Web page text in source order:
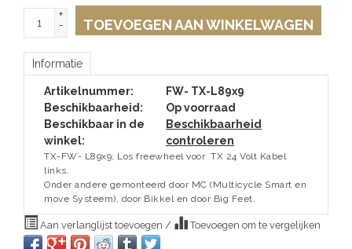
+
-
TOEVOEGEN AAN WINKELWAGEN
Informatie
Artikelnummer:
FW- TX-L89x9
Beschikbaarheid:
Op voorraad
Beschikbaar in de
winkel:
Beschikbaarheid
controleren
TX-FW- L89x9; Los freewheel voor TX 24 Volt Kabel
links.
Onder andere gemonteerd door MC (Multicycle Smart en
move Systeem), door Bikkel en door Big Feet.
Aan verlanglijst toevoegen / Toevoegen om te vergelijken